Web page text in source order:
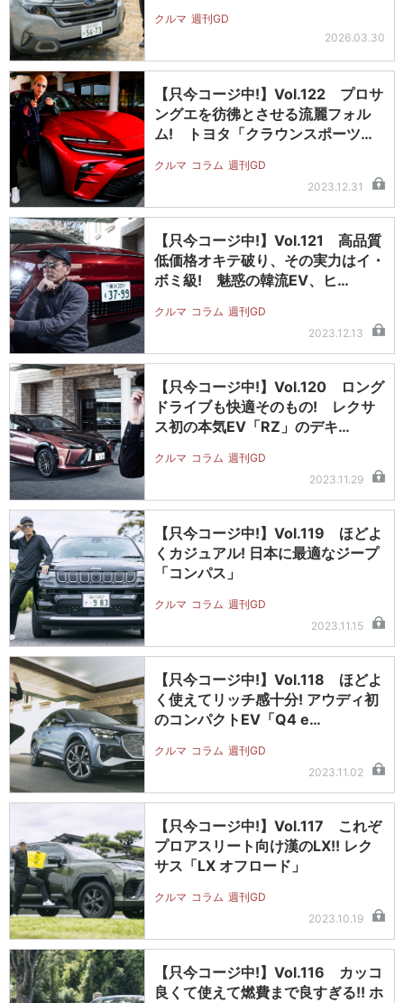
クルマ 週刊GD
2026.03.30
【只今コージ中!】Vol.122 プロサ
ングエを彷彿とさせる流麗フォル
ム! トヨタ「クラウンスポーツ…
クルマ コラム 週刊GD
2023.12.31
【只今コージ中!】Vol.121 高品質
低価格オキテ破り、その実力はイ・
ボミ級! 魅惑の韓流EV、ヒ…
クルマ コラム 週刊GD
2023.12.13
【只今コージ中!】Vol.120 ロング
ドライブも快適そのもの! レクサ
ス初の本気EV「RZ」のデキ…
クルマ コラム 週刊GD
2023.11.29
【只今コージ中!】Vol.119 ほどよ
くカジュアル! 日本に最適なジープ
「コンパス」
クルマ コラム 週刊GD
2023.11.15
【只今コージ中!】Vol.118 ほどよ
く使えてリッチ感十分! アウディ初
のコンパクトEV「Q4 e…
クルマ コラム 週刊GD
2023.11.02
【只今コージ中!】Vol.117 これぞ
プロアスリート向け漢のLX!! レク
サス「LX オフロード」
クルマ コラム 週刊GD
2023.10.19
【只今コージ中!】Vol.116 カッコ
良くて使えて燃費まで良すぎる!! ホ